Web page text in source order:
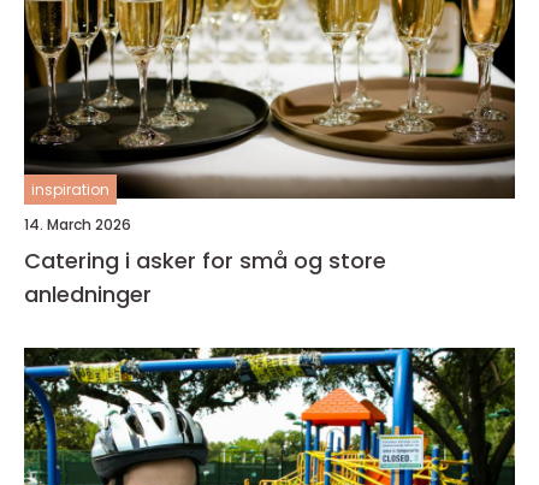
inspiration
14. March 2026
Catering i asker for små og store
anledninger